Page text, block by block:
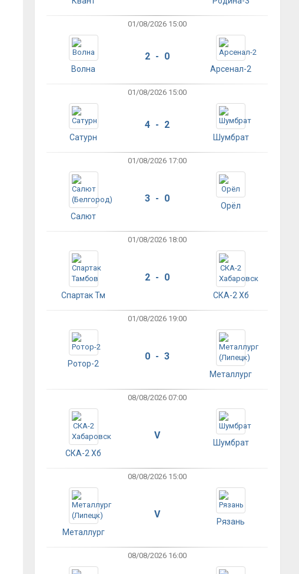
01/08/2026 15:00
Волна
2 - 0
Арсенал-2
01/08/2026 15:00
Сатурн
4 - 2
Шумбрат
01/08/2026 17:00
Салют
3 - 0
Орёл
01/08/2026 18:00
Спартак Тм
2 - 0
СКА-2 Хб
01/08/2026 19:00
Ротор-2
0 - 3
Металлург
08/08/2026 07:00
СКА-2 Хб
V
Шумбрат
08/08/2026 15:00
Металлург
V
Рязань
08/08/2026 16:00